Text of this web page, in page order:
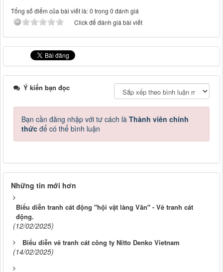
Tổng số điểm của bài viết là: 0 trong 0 đánh giá
Click để đánh giá bài viết
Ý kiến bạn đọc
Bạn cần đăng nhập với tư cách là Thành viên chính
thức để có thể bình luận
Những tin mới hơn
Biểu diễn tranh cát động "hội vật làng Vân" - Vẽ tranh cát
động.
(12/02/2025)
Biểu diễn vẽ tranh cát công ty Nitto Denko Vietnam
(14/02/2025)